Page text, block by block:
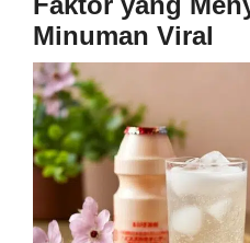
Minuman Viral